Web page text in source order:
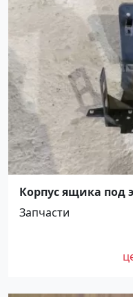
Корпус ящика под
Stralis Ст.Холмская
Запчасти